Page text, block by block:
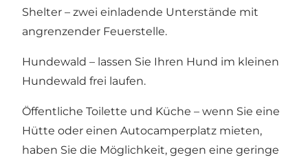
Shelter – zwei einladende Unterstände mit
angrenzender Feuerstelle.
Hundewald – lassen Sie Ihren Hund im kleinen
Hundewald frei laufen.
Öffentliche Toilette und Küche – wenn Sie eine
Hütte oder einen Autocamperplatz mieten,
haben Sie die Möglichkeit, gegen eine geringe